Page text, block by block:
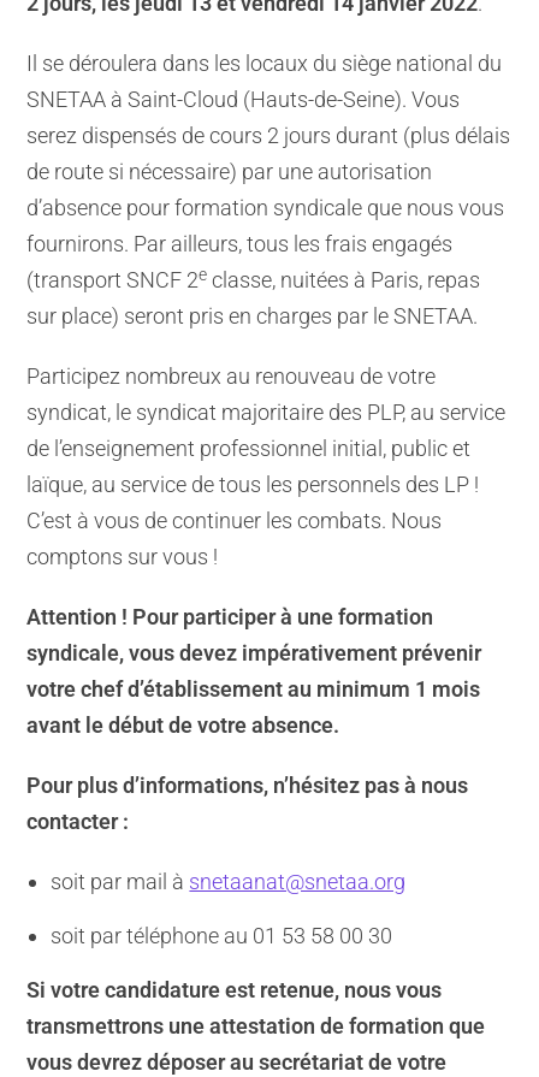
Il se déroulera dans les locaux du siège national du
SNETAA à Saint-Cloud (Hauts-de-Seine). Vous
serez dispensés de cours 2 jours durant (plus délais
de route si nécessaire) par une autorisation
d’absence pour formation syndicale que nous vous
fournirons. Par ailleurs, tous les frais engagés
(transport SNCF 2e classe, nuitées à Paris, repas
sur place) seront pris en charges par le SNETAA.
Participez nombreux au renouveau de votre
syndicat, le syndicat majoritaire des PLP, au service
de l’enseignement professionnel initial, public et
laïque, au service de tous les personnels des LP !
C’est à vous de continuer les combats. Nous
comptons sur vous !
Attention ! Pour participer à une formation
syndicale, vous devez impérativement prévenir
votre chef d’établissement au minimum 1 mois
avant le début de votre absence.
Pour plus d’informations, n’hésitez pas à nous
contacter :
soit par mail à snetaanat@snetaa.org
soit par téléphone au 01 53 58 00 30
Si votre candidature est retenue, nous vous
transmettrons une attestation de formation que
vous devrez déposer au secrétariat de votre